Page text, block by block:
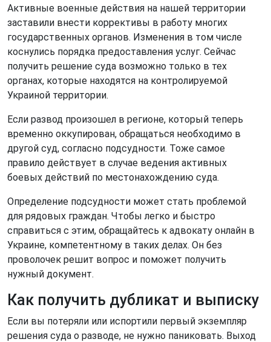
Активные военные действия на нашей территории
заставили внести коррективы в работу многих
государственных органов. Изменения в том числе
коснулись порядка предоставления услуг. Сейчас
получить решение суда возможно только в тех
органах, которые находятся на контролируемой
Украиной территории.
Если развод произошел в регионе, который теперь
временно оккупирован, обращаться необходимо в
другой суд, согласно подсудности. Тоже самое
правило действует в случае ведения активных
боевых действий по местонахождению суда.
Определение подсудности может стать проблемой
для рядовых граждан. Чтобы легко и быстро
справиться с этим, обращайтесь к адвокату онлайн в
Украине, компетентному в таких делах. Он без
проволочек решит вопрос и поможет получить
нужный документ.
Как получить дубликат и выписку
Если вы потеряли или испортили первый экземпляр
решения суда о разводе, не нужно паниковать. Выход